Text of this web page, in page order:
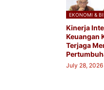
EKONOMI &
Kinerja
Keuangan
Terjaga
July 28, 2026